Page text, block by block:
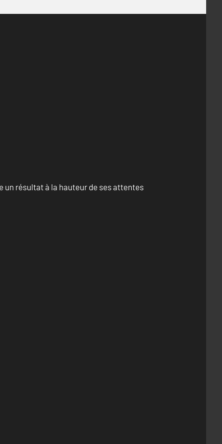
résultat à la hauteur de ses attentes